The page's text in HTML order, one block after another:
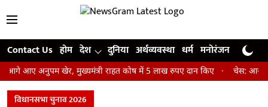
Contact Us होम देश दुनिया अर्थव्यवस्था धर्म मनोरंजन खेल
अनुपम खेर, मुख्यमंत्री राहत कोष में 5 लाख रुपए दान किए चेस: आर
विधानसभा चुनाव 2026